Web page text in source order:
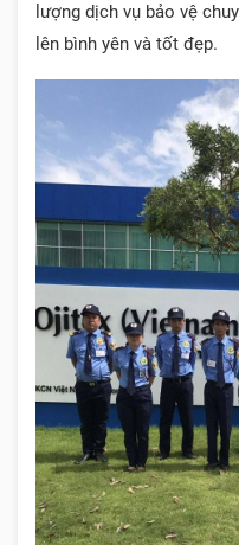
lượng dịch vụ bảo vệ
lên bình yên và tốt đẹp.